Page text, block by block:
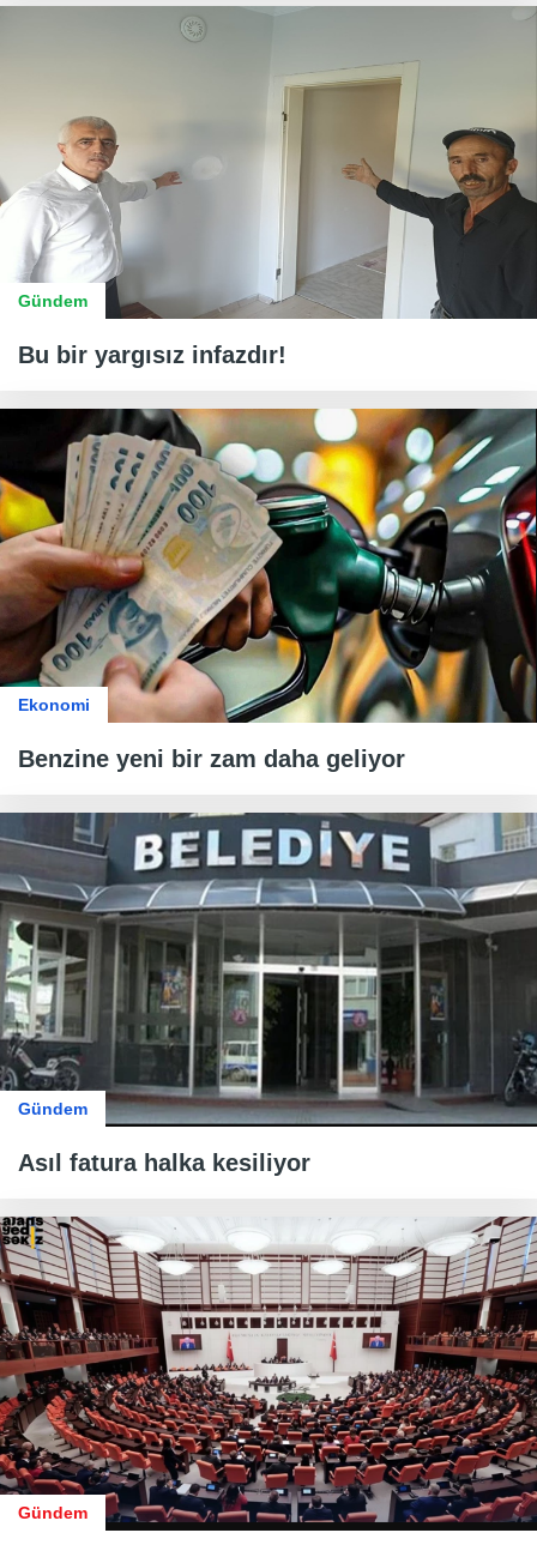
Gündem
Bu bir yargısız infazdır!
Ekonomi
Benzine yeni bir zam daha geliyor
Gündem
Asıl fatura halka kesiliyor
Gündem